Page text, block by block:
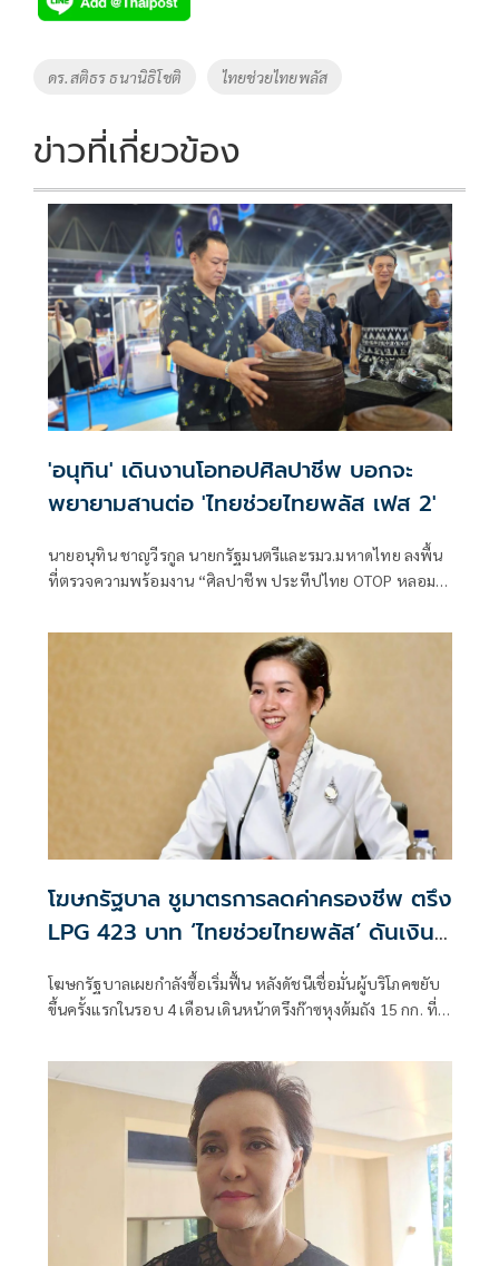
b
o
k
er y
Li
k
Tags
ดร.สติธร ธนานิธิโชติ ไทยช่วยไทยพลัส
ข่าวที่เกี่ยวข้อง
'อนุทิน' เดินงานโอทอปศิลปาชีพ บอกจะ
พยายามสานต่อ 'ไทยช่วยไทยพลัส เฟส 2'
นายอนุทิน ชาญวีรกูล นายกรัฐมนตรีและรมว.มหาดไทย ลงพื้น
ที่ตรวจความพร้อมงาน “ศิลปาชีพ ประทีปไทย OTOP หลอม
สิงหาคม นี้ ณ อาคารชาเลนเจอร์ 1–3 อิมแพ็ค เมืองทองธานี ซึ่ง
นายกรัฐมนตรีจะเดินทางมาเปิดงานอย่างเป็นทางการ ในวัน
โฆษกรัฐบาล ชูมาตรการลดค่าครองชีพ ตรึง
LPG 423 บาท ‘ไทยช่วยไทยพลัส’ ดันเงิน
โฆษกรัฐบาลเผยกำลังซื้อเริ่มฟื้น หลังดัชนีเชื่อมั่นผู้บริโภคขยับ
ขึ้นครั้งแรกในรอบ 4 เดือน เดินหน้าตรึงก๊าซหุงต้มถัง 15 กก. ที่
พร้อมจับตาฐานะกองทุนน้ำมันฯ ติดลบกว่า 7.1 หมื่นล้านบาท